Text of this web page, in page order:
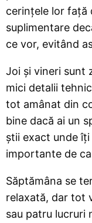
cerințele lor față
suplimentare
ce vor, evitând
Joi și vineri sunt
mici detalii
tot amânat din
bine dacă ai un
știi exact unde
importante de
Săptămâna se
relaxată, dar tot
sau patru lucruri